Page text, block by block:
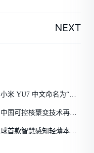
NEXT
小米 YU7 中文命名为“御
而行”
中国可控核聚变技术再突
环流三号”首次实现“双亿
球首款智慧感知轻薄本：